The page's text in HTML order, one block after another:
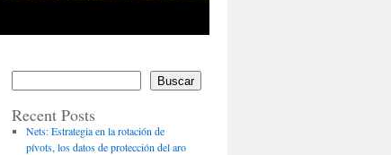
Buscar
Recent Posts
Nets: Estrategia en la rotación de
pívots, los datos de protección del aro